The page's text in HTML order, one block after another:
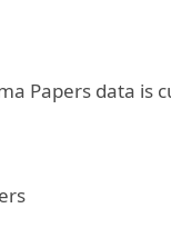
Papers data is